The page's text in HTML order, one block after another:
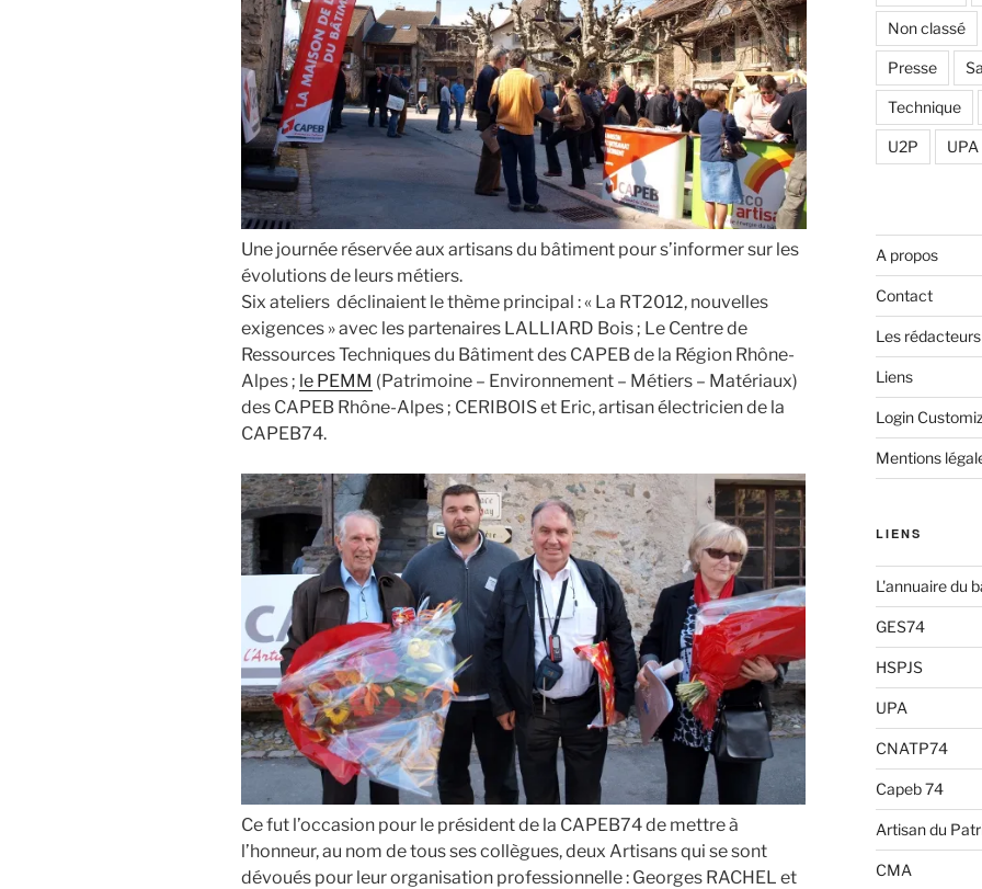
Une journée réservée aux artisans du bâtiment pour s’informer sur les
évolutions de leurs métiers.
Six ateliers déclinaient le thème principal : « La RT2012, nouvelles
exigences » avec les partenaires LALLIARD Bois ; Le Centre de
Ressources Techniques du Bâtiment des CAPEB de la Région Rhône-
Alpes ; le PEMM (Patrimoine – Environnement – Métiers – Matériaux)
des CAPEB Rhône-Alpes ; CERIBOIS et Eric, artisan électricien de la
CAPEB74.
Ce fut l’occasion pour le président de la CAPEB74 de mettre à
l’honneur, au nom de tous ses collègues, deux Artisans qui se sont
dévoués pour leur organisation professionnelle : Georges RACHEL et
Non classé
Presse
Technique
U2P UPA
A propos
Contact
Les rédacteurs
Liens
Login
Mentions
LIENS
L'annuaire du
GES74
HSPJS
UPA
CNATP74
Capeb 74
Artisan du
CMA